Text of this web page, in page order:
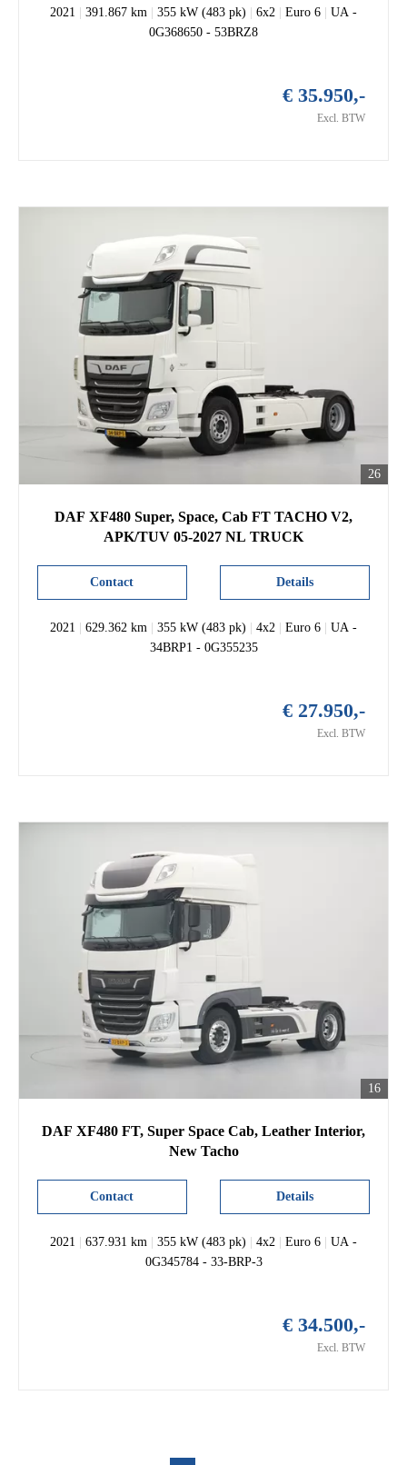
2021 391.867 km 355 kW (483 pk) 6x2 Euro 6
UA -
0G368650 - 53BRZ8
€ 35.950,-
Excl. BTW
26
DAF XF480 Super, Space, Cab FT TACHO V2,
APK/TUV 05-2027 NL TRUCK
Details
Contact
2021 | 629.362 km | 355 kW (483 pk) | 4x2 | Euro 6 | UA -
34BRP1 - 0G355235
€ 27.950,-
Excl. BTW
16
DAF XF480 FT, Super Space Cab, Leather Interior,
New Tacho
Details
Contact
2021 637.931 km 355 kW (483 pk) 4x2 Euro 6
UA -
0G345784 - 33-BRP-3
€ 34.500,-
Excl. BTW